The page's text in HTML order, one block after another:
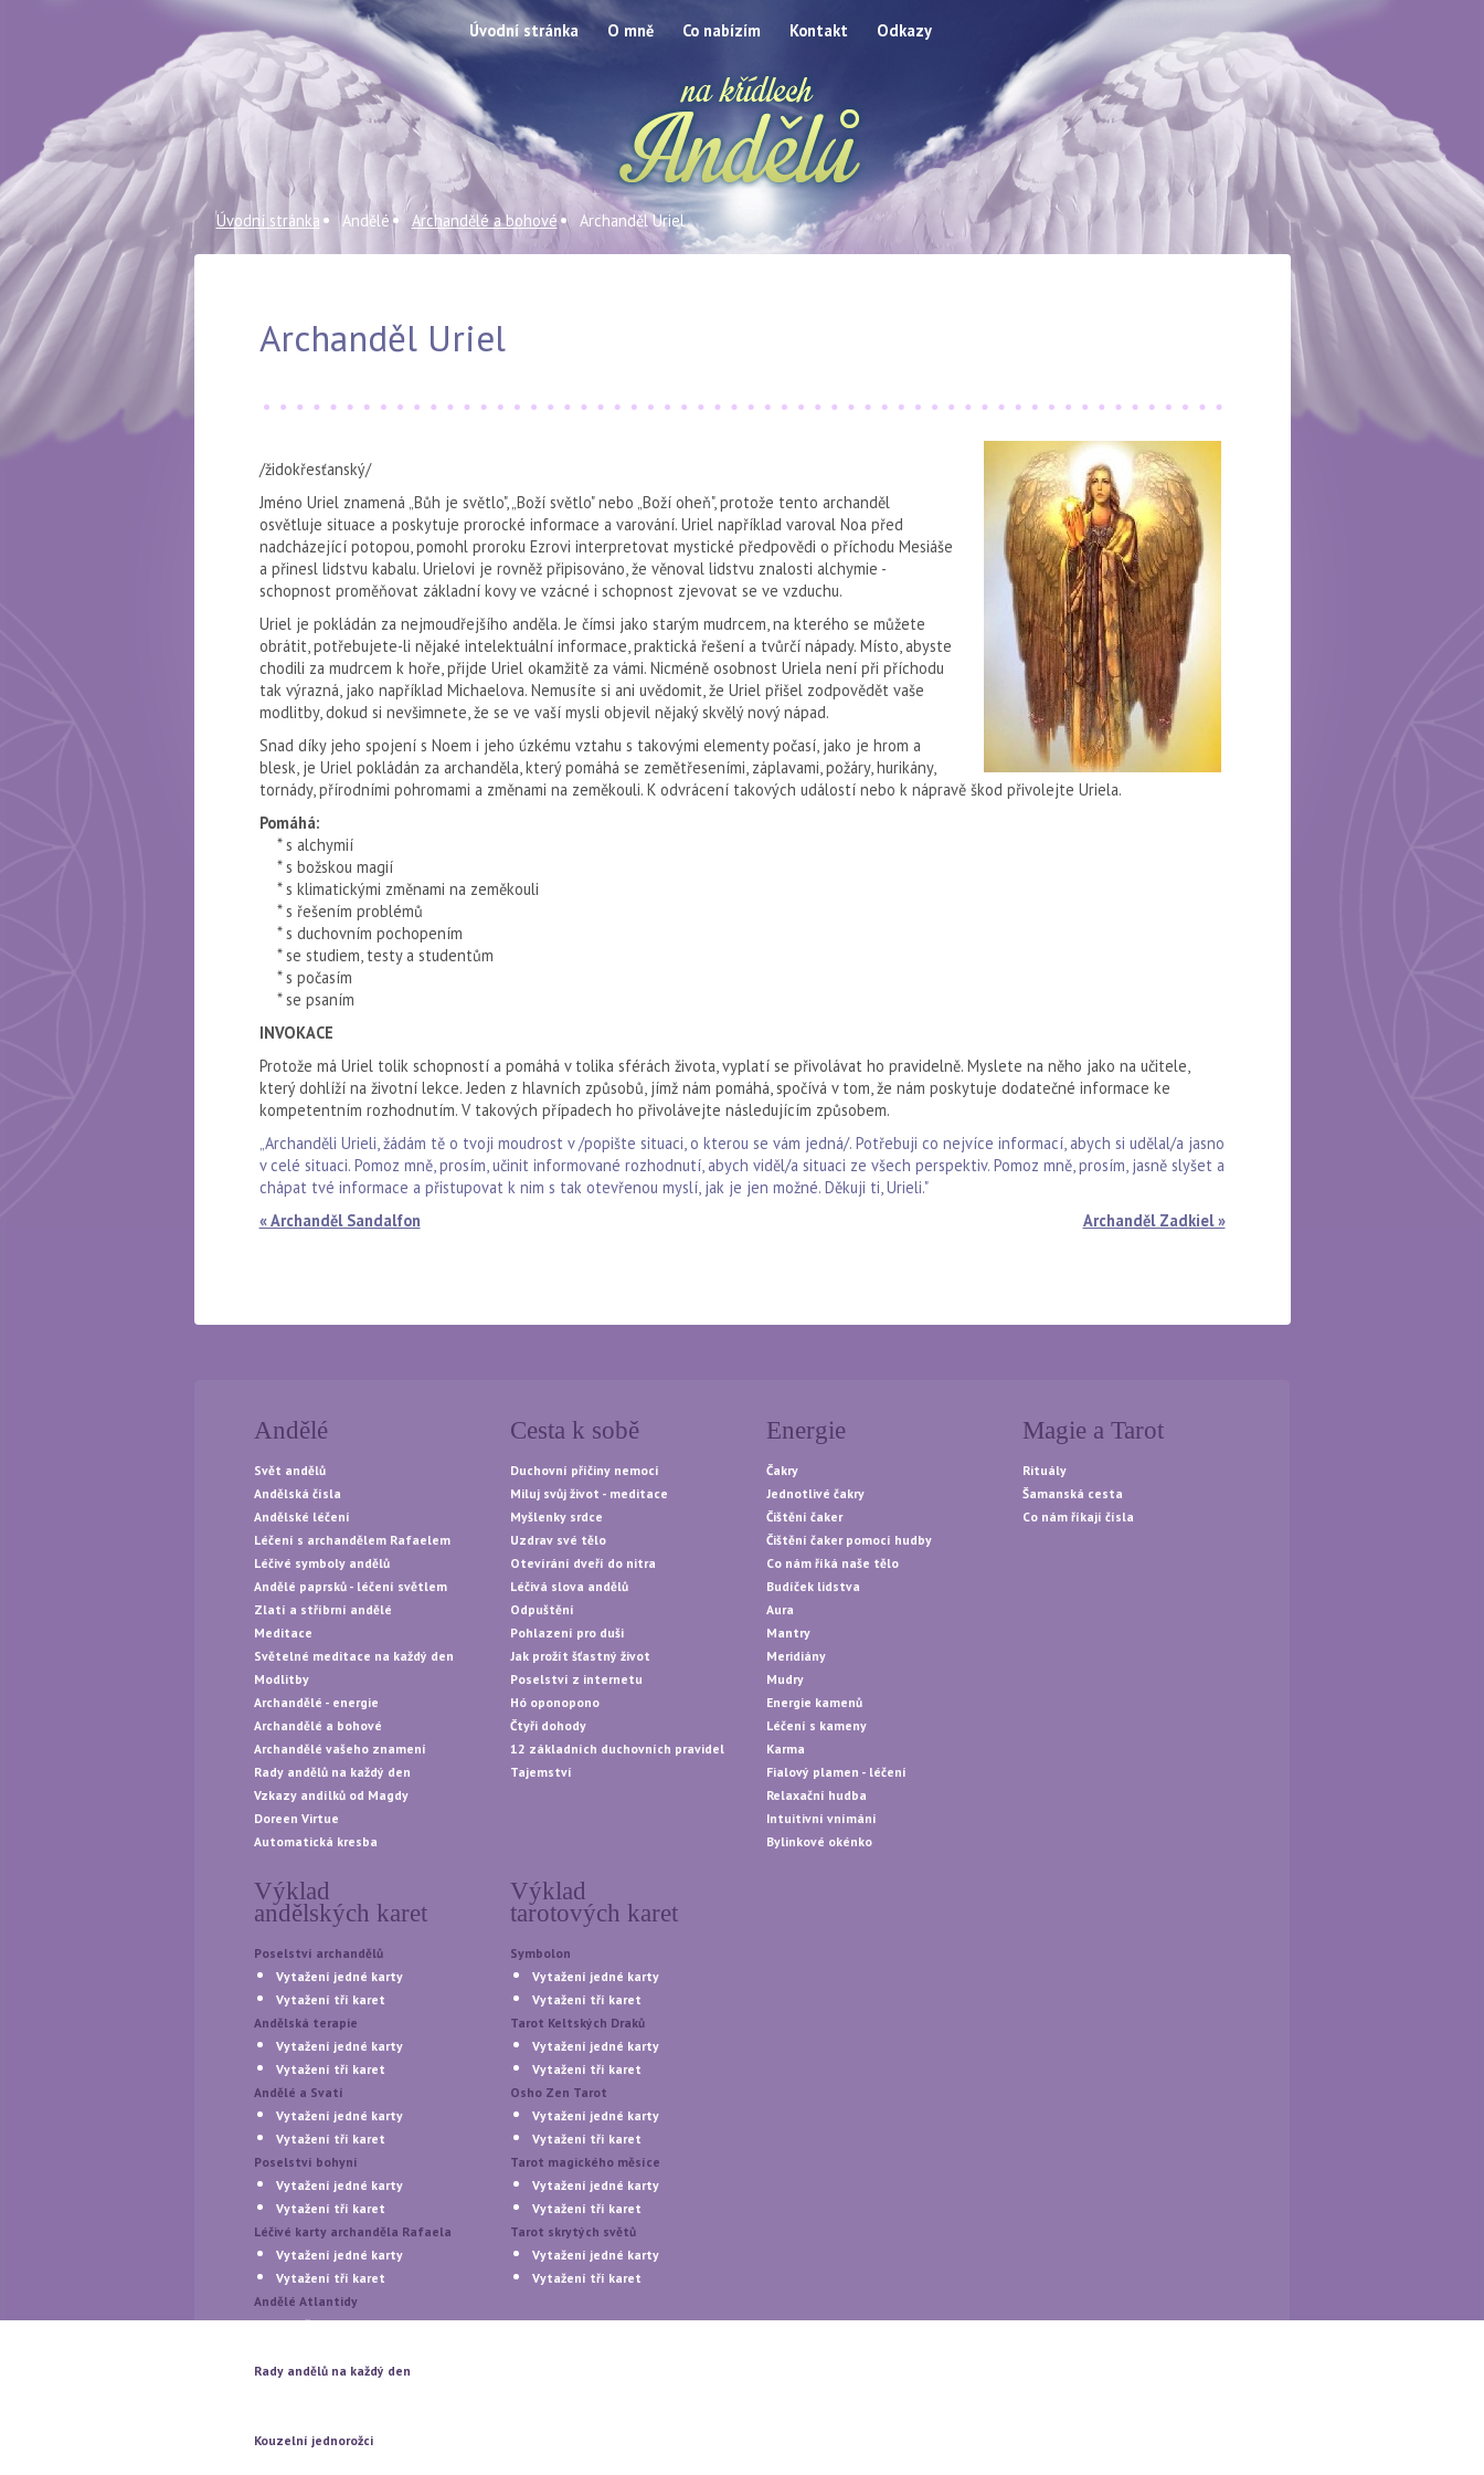
Úvodní stránka O mně Co nabízím Kontakt Odkazy
Úvodní stránka Andělé Archandělé a bohové Archanděl Uriel
Archanděl Uriel
/židokřesťanský/
Jméno Uriel znamená „Bůh je světlo", „Boží světlo" nebo „Boží oheň", protože tento archanděl
osvětluje situace a poskytuje prorocké informace a varování. Uriel například varoval Noa před
nadcházející potopou, pomohl proroku Ezrovi interpretovat mystické předpovědi o příchodu Mesiáše
a přinesl lidstvu kaba­lu. Urielovi je rovněž připisováno, že věnoval lidstvu znalosti alchymie -
schopnost proměňovat základní kovy ve vzácné i schopnost zjevovat se ve vzduchu.
Uriel je pokládán za nejmoudřejšího anděla. Je čímsi jako sta­rým mudrcem, na kterého se můžete
obrátit, potřebujete-li něja­ké intelektuální informace, praktická řešení a tvůrčí nápady. Mís­to, abyste
chodili za mudrcem k hoře, přijde Uriel okamžitě za vámi. Nicméně osobnost Uriela není při příchodu
tak výrazná, jako například Michaelova. Nemusíte si ani uvědomit, že Uriel přišel zodpovědět vaše
modlitby, dokud si nevšimnete, že se ve vaší mysli objevil nějaký skvělý nový nápad.
Snad díky jeho spojení s Noem i jeho úzkému vztahu s takový­mi elementy počasí, jako je hrom a
blesk, je Uriel pokládán za archanděla, který pomáhá se zemětřeseními, záplavami, požáry, hurikány,
tornády, přírodními pohromami a změnami na země­kouli. K odvrácení takových událostí nebo k nápravě škod přivolejte Uriela.
Pomáhá:
* s alchymií
* s božskou magií
* s klimatickými změnami na zeměkouli
* s řešením problémů
* s duchovním pochopením
* se studiem, testy a studentům
* s počasím
* se psaním
INVOKACE
Protože má Uriel tolik schopností a pomáhá v tolika sférách života, vyplatí se přivolávat ho pravidelně. Myslete na něho jako na učitele,
který dohlíží na životní lekce. Jeden z hlavních způsobů, jímž nám pomáhá, spočívá v tom, že nám poskytuje dodatečné informace ke
kompetentním rozhodnutím. V takových případech ho přivolávejte následujícím způsobem.
„Archanděli Urieli, žádám tě o tvoji moudrost v /popište situaci, o kterou se vám jedná/. Potřebuji co nejvíce informací, abych si udělal/a jasno
v celé situaci. Pomoz mně, prosím, učinit informované rozhodnutí, abych viděl/a situaci ze všech perspektiv. Pomoz mně, prosím, jasně slyšet a
chápat tvé informace a přistupovat k nim s tak otevřenou myslí, jak je jen možné. Děkuji ti, Urieli."
« Archanděl Sandalfon
Archanděl Zadkiel »
Andělé
Svět andělů
Andělská čísla
Andělské léčení
Léčení s archandělem Rafaelem
Léčivé symboly andělů
Andělé paprsků - léčení světlem
Zlatí a stříbrní andělé
Meditace
Světelné meditace na každý den
Modlitby
Archandělé - energie
Archandělé a bohové
Archandělé vašeho znamení
Rady andělů na každý den
Vzkazy andílků od Magdy
Doreen Virtue
Automatická kresba
Cesta k sobě
Duchovní příčiny nemocí
Miluj svůj život - meditace
Myšlenky srdce
Uzdrav své tělo
Otevírání dveří do nitra
Léčivá slova andělů
Odpuštění
Pohlazení pro duši
Jak prožít šťastný život
Poselství z internetu
Hó oponopono
Čtyři dohody
12 základních duchovních pravidel
Tajemství
Energie
Čakry
Jednotlivé čakry
Čištění čaker
Čištění čaker pomocí hudby
Co nám říká naše tělo
Budíček lidstva
Aura
Mantry
Meridiány
Mudry
Energie kamenů
Léčení s kameny
Karma
Fialový plamen - léčení
Relaxační hudba
Intuitivní vnímání
Bylinkové okénko
Magie a Tarot
Rituály
Šamanská cesta
Co nám říkají čísla
Výklad
andělských karet
Poselství archandělů
Vytažení jedné karty
Vytažení tří karet
Andělská terapie
Vytažení jedné karty
Vytažení tří karet
Andělé a Svatí
Vytažení jedné karty
Vytažení tří karet
Poselství bohyní
Vytažení jedné karty
Vytažení tří karet
Léčivé karty archanděla Rafaela
Vytažení jedné karty
Vytažení tří karet
Andělé Atlantidy
Vytažení jedné karty
Rady andělů na každý den
Kouzelní jednorožci
Výklad
tarotových karet
Symbolon
Vytažení jedné karty
Vytažení tří karet
Tarot Keltských Draků
Vytažení jedné karty
Vytažení tří karet
Osho Zen Tarot
Vytažení jedné karty
Vytažení tří karet
Tarot magického měsíce
Vytažení jedné karty
Vytažení tří karet
Tarot skrytých světů
Vytažení jedné karty
Vytažení tří karet